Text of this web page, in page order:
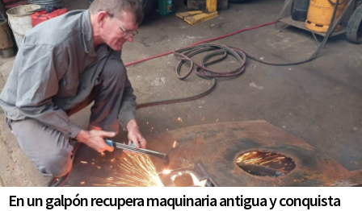
En un galpón recupera maquinaria antigua y conquista